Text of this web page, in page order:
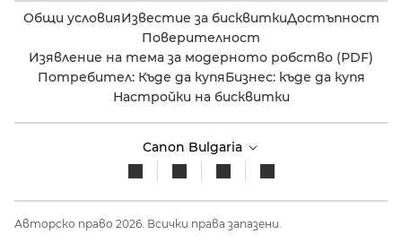
Общи условияИзвестие за бисквиткиДостъпност
Поверителност
Изявление на тема за модерното робство (PDF)
Потребител: Къде да купяБизнес: къде да купя
Настройки на бисквитки
Canon Bulgaria
Авторско право 2026. Всички права запазени.